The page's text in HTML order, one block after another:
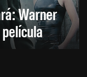
Warner